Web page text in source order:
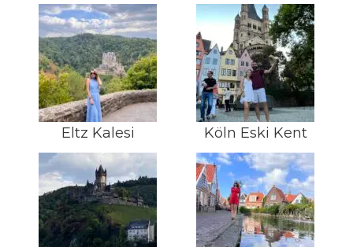
Eltz Kalesi Köln Eski Kent